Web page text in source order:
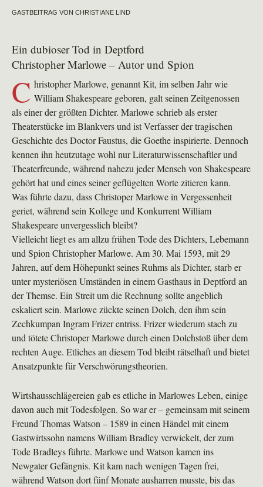
GASTBEITRAG VON CHRISTIANE LIND
Ein dubioser Tod in Deptford
Christopher Marlowe – Autor und Spion
C hristopher Marlowe, genannt Kit, im selben Jahr wie
William Shakespeare geboren, galt seinen Zeitgenossen
als einer der größten Dichter. Marlowe schrieb als erster
Theaterstücke im Blankvers und ist Verfasser der tragischen
Geschichte des Doctor Faustus, die Goethe inspirierte. Dennoch
kennen ihn heutzutage wohl nur Literaturwissenschaftler und
Theaterfreunde, während nahezu jeder Mensch von Shakespeare
gehört hat und eines seiner geflügelten Worte zitieren kann.
Was führte dazu, dass Christoper Marlowe in Vergessenheit
geriet, während sein Kollege und Konkurrent William
Shakespeare unvergesslich bleibt?
Vielleicht liegt es am allzu frühen Tode des Dichters, Lebemann
und Spion Christopher Marlowe. Am 30. Mai 1593, mit 29
Jahren, auf dem Höhepunkt seines Ruhms als Dichter, starb er
unter mysteriösen Umständen in einem Gasthaus in Deptford an
der Themse. Ein Streit um die Rechnung sollte angeblich
eskaliert sein. Marlowe zückte seinen Dolch, den ihm sein
Zechkumpan Ingram Frizer entriss. Frizer wiederum stach zu
und tötete Christoper Marlowe durch einen Dolchstoß über dem
rechten Auge. Etliches an diesem Tod bleibt rätselhaft und bietet
Ansatzpunkte für Verschwörungstheorien.
Wirtshausschlägereien gab es etliche in Marlowes Leben, einige
davon auch mit Todesfolgen. So war er – gemeinsam mit seinem
Freund Thomas Watson – 1589 in einen Händel mit einem
Gastwirtssohn namens William Bradley verwickelt, der zum
Tode Bradleys führte. Marlowe und Watson kamen ins
Newgater Gefängnis. Kit kam nach wenigen Tagen frei,
während Watson dort fünf Monate ausharren musste, bis das